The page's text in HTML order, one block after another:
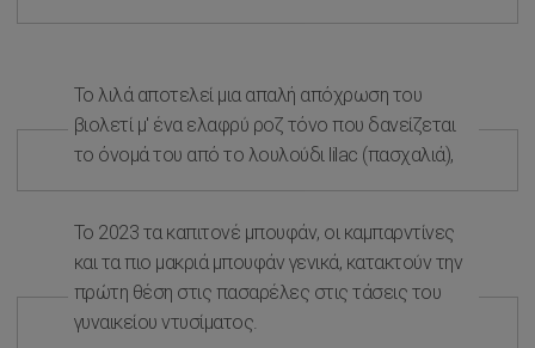
Το λιλά αποτελεί μια απαλή απόχρωση του
βιολετί μ' ένα ελαφρύ ροζ τόνο που δανείζεται
το όνομά του από το λουλούδι lilac (πασχαλιά),
Το 2023 τα καπιτονέ μπουφάν, οι καμπαρντίνες
και τα πιο μακριά μπουφάν γενικά, κατακτούν την
πρώτη θέση στις πασαρέλες στις τάσεις του
γυναικείου ντυσίματος.